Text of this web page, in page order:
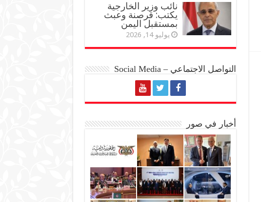
نائب وزير الخارجية
يكتب: قرصنة وعبث
بمستقبل اليمن
يوليو 14, 2026
التواصل الاجتماعي – Social Media
أخبار في صور